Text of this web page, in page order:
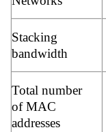
Stacking
bandwidth
Total number
of MAC
addresses